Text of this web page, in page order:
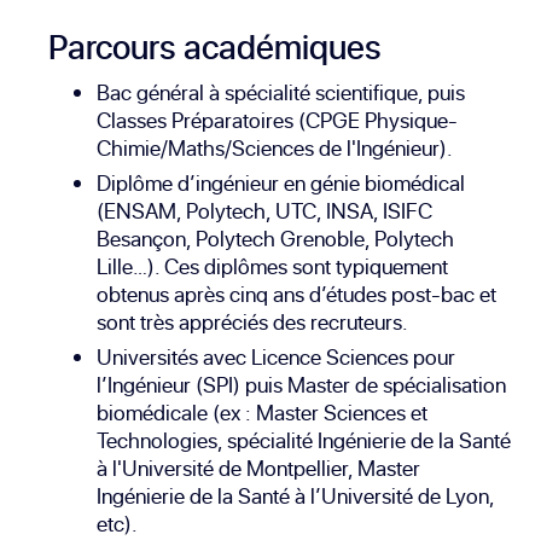
Parcours académiques
Bac général à spécialité scientifique, puis
Classes Préparatoires (CPGE Physique-
Chimie/Maths/Sciences de l'Ingénieur).
Diplôme d’ingénieur en génie biomédical
(ENSAM, Polytech, UTC, INSA, ISIFC
Besançon, Polytech Grenoble, Polytech
Lille…). Ces diplômes sont typiquement
obtenus après cinq ans d’études post-bac et
sont très appréciés des recruteurs.
Universités avec Licence Sciences pour
l’Ingénieur (SPI) puis Master de spécialisation
biomédicale (ex : Master Sciences et
Technologies, spécialité Ingénierie de la Santé
à l'Université de Montpellier, Master
Ingénierie de la Santé à l’Université de Lyon,
etc).